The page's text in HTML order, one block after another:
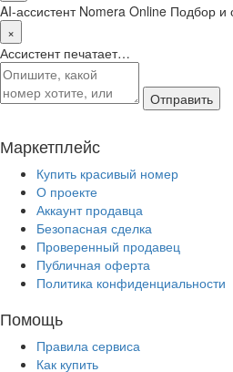
AI-ассистент Nomera Online Подбор и
×
Ассистент печатает…
Отправить
Маркетплейс
Купить красивый номер
О проекте
Аккаунт продавца
Безопасная сделка
Проверенный продавец
Публичная оферта
Политика конфиденциальности
Помощь
Правила сервиса
Как купить